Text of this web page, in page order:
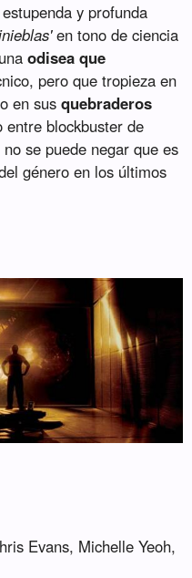
y profunda
en tono de ciencia
odisea que
pero que tropieza en
en susquebraderos
entre blockbuster de
se puede negar que es
género en los últimos
Evans, Michelle Yeoh,